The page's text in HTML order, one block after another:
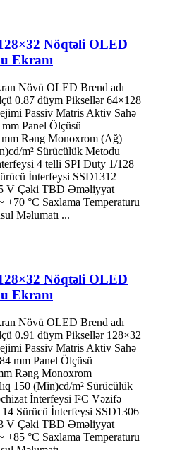
Nöqtəli OLED
Ekranı
Növü OLED Brend adı
0.87 düym Piksellər 64×128
Passiv Matris Aktiv Sahə
Panel Ölçüsü
Rəng Monoxrom (Ağ)
m² Sürücülük Metodu
4 telli SPI Duty 1/128
İnterfeysi SSD1312
V Çəki TBD Əməliyyat
+70 °C Saxlama Temperaturu
Məlumatı ...
Nöqtəli OLED
Ekranı
Növü OLED Brend adı
0.91 düym Piksellər 128×32
Passiv Matris Aktiv Sahə
mm Panel Ölçüsü
Rəng Monoxrom
150 (Min)cd/m² Sürücülük
İnterfeysi I²C Vəzifə
Sürücü İnterfeysi SSD1306
V Çəki TBD Əməliyyat
+85 °C Saxlama Temperaturu